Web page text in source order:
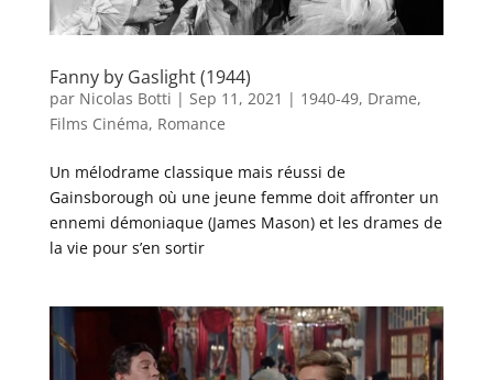
Fanny by Gaslight (1944)
par Nicolas Botti | Sep 11, 2021 | 1940-49, Drame,
Films Cinéma, Romance
Un mélodrame classique mais réussi de
Gainsborough où une jeune femme doit affronter un
ennemi démoniaque (James Mason) et les drames de
la vie pour s’en sortir